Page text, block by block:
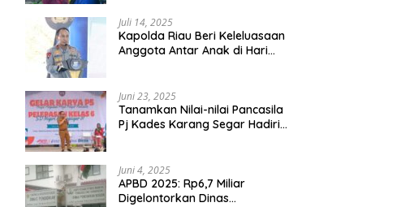
Juli 14, 2025
Kapolda Riau Beri Keleluasaan
Anggota Antar Anak di Hari
Juni 23, 2025
Tanamkan Nilai-nilai Pancasila
Pj Kades Karang Segar Hadiri
01 Karang Segar
Juni 4, 2025
APBD 2025: Rp6,7 Miliar
Digelontorkan Dinas